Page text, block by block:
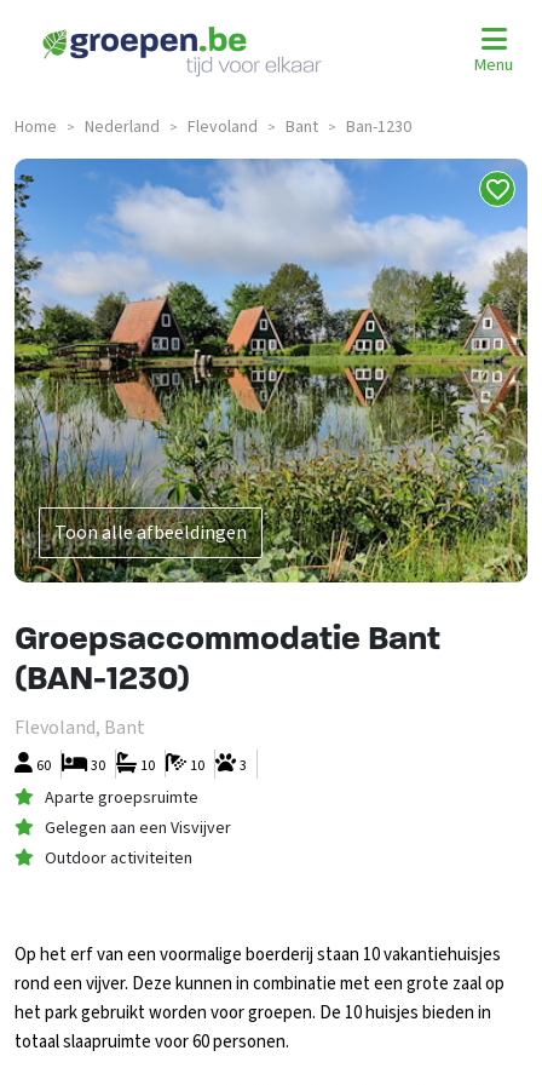
Menu
Home > Nederland > Flevoland > Bant > Ban-1230
Toon alle afbeeldingen
Groepsaccommodatie Bant
(BAN-1230)
Flevoland, Bant
60 3
10
10
30
Aparte groepsruimte
Gelegen aan een Visvijver
Outdoor activiteiten
Op het erf van een voormalige boerderij staan 10 vakantiehuisjes
rond een vijver. Deze kunnen in combinatie met een grote zaal op
het park gebruikt worden voor groepen. De 10 huisjes bieden in
totaal slaapruimte voor 60 personen.